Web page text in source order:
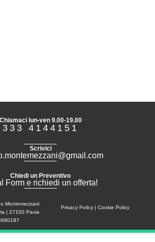
Chiamaci lun-ven 9.00-19.00
333 4144151
Scrivici
Chiedi un Preventivo
Form e richiedi un offerta!
Montemezzani
| 27100 Pavia
Privacy Policy | Cookie Policy